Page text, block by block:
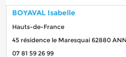
BOYAVAL Isabelle
Hauts-de-France
45 résidence le Maresquai 62880
07 81 59 26 99